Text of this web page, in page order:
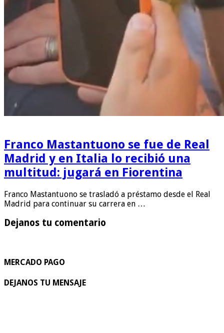
Franco Mastantuono se fue de Real
Madrid y en Italia lo recibió una
multitud: jugará en Fiorentina
Franco Mastantuono se trasladó a préstamo desde el Real
Madrid para continuar su carrera en …
Dejanos tu comentario
MERCADO PAGO
DEJANOS TU MENSAJE